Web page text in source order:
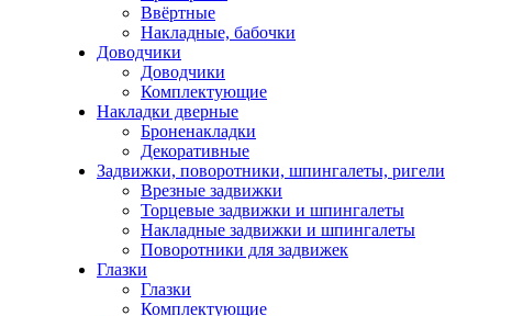
Ввёртные
Накладные, бабочки
Доводчики
Доводчики
Комплектующие
Накладки дверные
Броненакладки
Декоративные
Задвижки, поворотники, шпингалеты, ригели
Врезные задвижки
Торцевые задвижки и шпингалеты
Накладные задвижки и шпингалеты
Поворотники для задвижек
Глазки
Глазки
Комплектующие